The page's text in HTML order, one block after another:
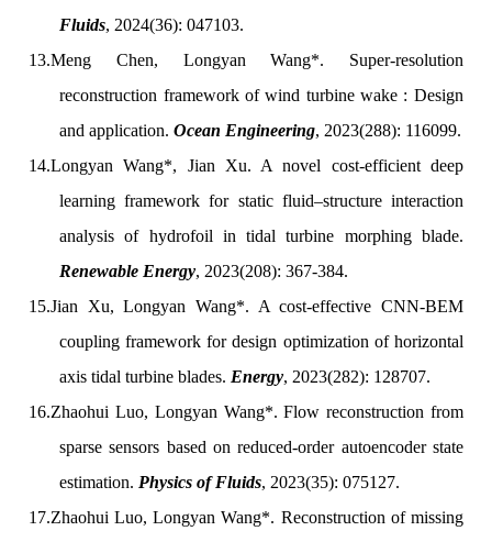
Fluids, 2024(36): 047103.
13.Meng Chen,
Longyan Wang*. Super-resolution
reconstruction framework of wind turbine wake : Design
and application.Ocean Engineering, 2023(288): 116099.
14.Longyan Wang*, Jian Xu. A novel cost-efficient deep
learning framework for static fluid–structure interaction
analysis of hydrofoil in tidal turbine morphing blade.
Renewable Energy, 2023(208): 367-384.
15.Jian Xu, Longyan Wang*. A cost-effective CNN-BEM
coupling framework for design optimization of horizontal
axis tidal turbine blades. Energy, 2023(282): 128707.
16.Zhaohui Luo, Longyan Wang*. Flow reconstruction from
sparse sensors based on reduced-order autoencoder state
estimation. Physics of Fluids, 2023(35): 075127.
17.Zhaohui Luo, Longyan Wang*. Reconstruction of missing